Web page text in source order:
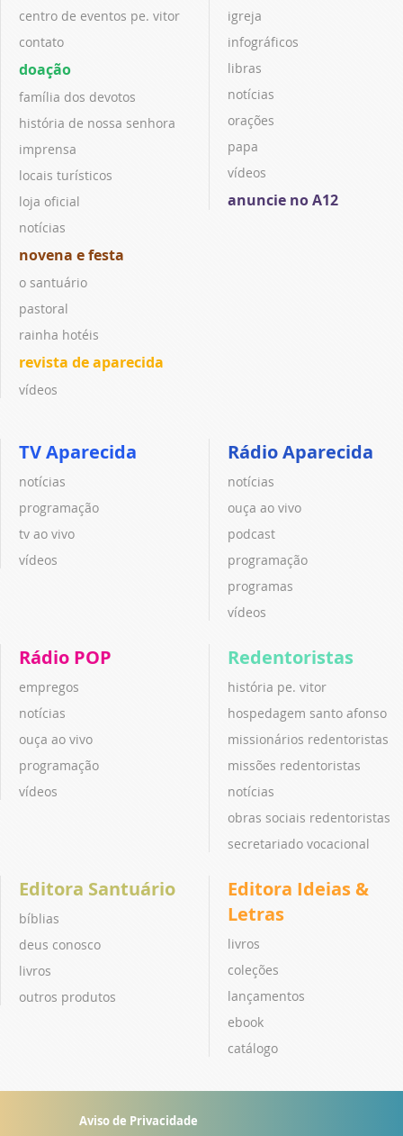
centro de eventos pe. vitor
contato
doação
família dos devotos
história de nossa senhora
imprensa
locais turísticos
loja oficial
notícias
novena e festa
o santuário
pastoral
rainha hotéis
revista de aparecida
vídeos
igreja
infográficos
libras
notícias
orações
papa
vídeos
anuncie no A12
TV Aparecida
notícias
programação
tv ao vivo
vídeos
Rádio Aparecida
notícias
ouça ao vivo
podcast
programação
programas
vídeos
Rádio POP
empregos
notícias
ouça ao vivo
programação
vídeos
Redentoristas
história pe. vitor
hospedagem santo afonso
missionários redentoristas
missões redentoristas
notícias
obras sociais redentoristas
secretariado vocacional
Editora Santuário
bíblias
deus conosco
livros
outros produtos
Editora Ideias &
Letras
livros
coleções
lançamentos
ebook
catálogo
Aviso de Privacidade